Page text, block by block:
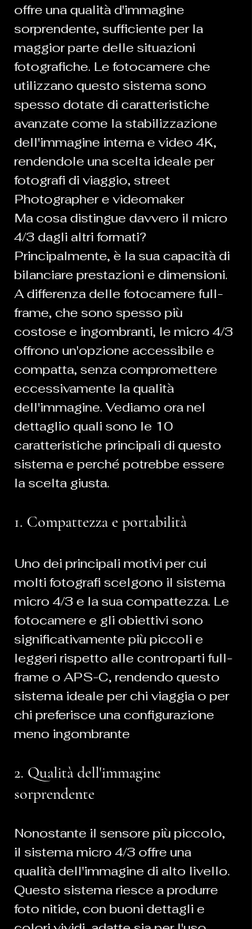
offre una qualità d'immagine
sorprendente, sufficiente per la
maggior parte delle situazioni
fotografiche. Le fotocamere che
utilizzano questo sistema sono
spesso dotate di caratteristiche
avanzate come la stabilizzazione
dell'immagine interna e video 4K,
rendendole una scelta ideale per
fotografi di viaggio, street
Photographer e videomaker
Ma cosa distingue davvero il micro
4/3 dagli altri formati?
Principalmente, è la sua capacità di
bilanciare prestazioni e dimensioni.
A differenza delle fotocamere full-
frame, che sono spesso più
costose e ingombranti, le micro 4/3
offrono un'opzione accessibile e
compatta, senza compromettere
eccessivamente la qualità
dell'immagine. Vediamo ora nel
dettaglio quali sono le 10
caratteristiche principali di questo
sistema e perché potrebbe essere
la scelta giusta.
1. Compattezza e portabilità
Uno dei principali motivi per cui
molti fotografi scelgono il sistema
micro 4/3 e la sua compattezza. Le
fotocamere e gli obiettivi sono
significativamente più piccoli e
leggeri rispetto alle controparti full-
frame o APS-C, rendendo questo
sistema ideale per chi viaggia o per
chi preferisce una configurazione
meno ingombrante
2. Qualità dell'immagine
sorprendente
Nonostante il sensore più piccolo,
il sistema micro 4/3 offre una
qualità dell'immagine di alto livello.
Questo sistema riesce a produrre
foto nitide, con buoni dettagli e